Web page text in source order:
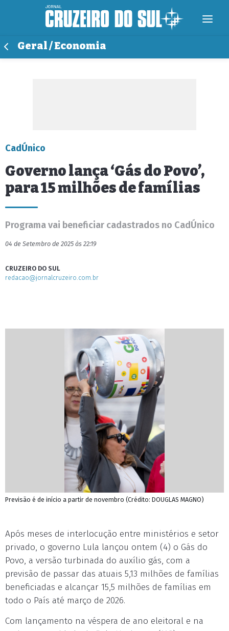
Geral / Economia
CadÚnico
Governo lança ‘Gás do Povo’,
para 15 milhões de famílias
Programa vai beneficiar cadastrados no CadÚnico
04 de Setembro de 2025 às 22:19
CRUZEIRO DO SUL
redacao@jornalcruzeiro.com.br
Previsão é de início a partir de novembro (Crédito: DOUGLAS MAGNO)
Após meses de interlocução entre ministérios e setor
privado, o governo Lula lançou ontem (4) o Gás do
Povo, a versão turbinada do auxílio gás, com a
previsão de passar das atuais 5,13 milhões de famílias
beneficiadas e alcançar 15,5 milhões de famílias em
todo o País até março de 2026.
Com lançamento na véspera de ano eleitoral e na